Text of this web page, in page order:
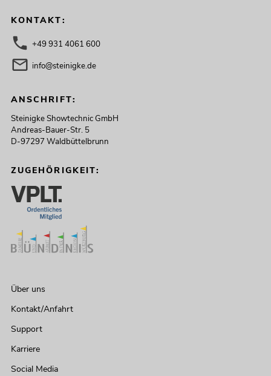
KONTAKT:
+49 931 4061 600
info@steinigke.de
ANSCHRIFT:
Steinigke Showtechnic GmbH
Andreas-Bauer-Str. 5
D-97297 Waldbüttelbrunn
ZUGEHÖRIGKEIT:
Über uns
Kontakt/Anfahrt
Support
Karriere
Social Media